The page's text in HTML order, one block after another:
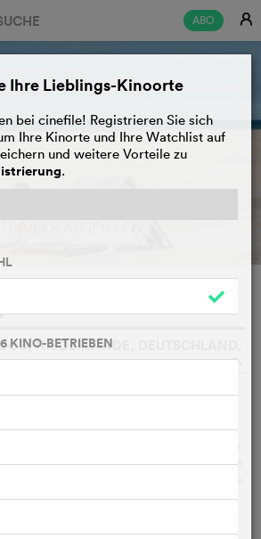
ABO E
ABSPIELEN
rare week met Tess
NIEDERLANDE, DEUTSCHLAND,
o
verbringt mit seiner Familie die
holländischen Insel. Doch schon am
sein Bruder das Bein. So lernt Sam die
die Tochter der Krankenschwester. Sie
ihren Vater ausfindig zu machen,
dass er eine Tochter hat. Sam, der
zu sein, soll ihr dabei helfen.
Ihre Lieblings-Kinoorte
bei cinefile! Registrieren Sie sich
Ihre Kinorte und Ihre Watchlist auf
und weitere Vorteile zu
.
KINO-BETRIEBEN